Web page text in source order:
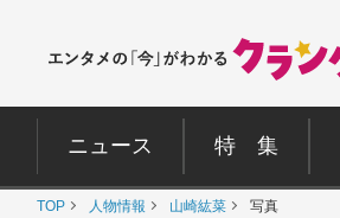
ニュース 特 集
TOP 人物情報 山崎紘菜 写真